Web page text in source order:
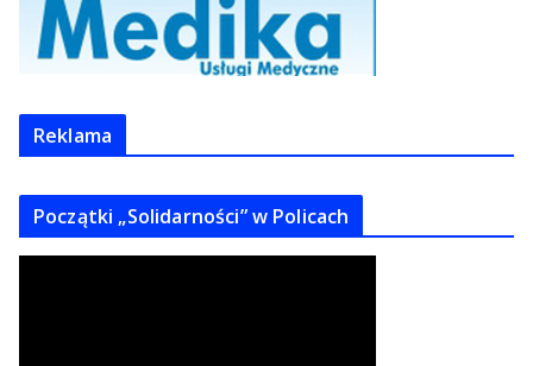
Reklama
Początki „Solidarności” w Policach